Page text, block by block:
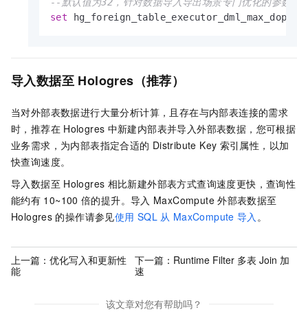
set hg_foreign_table_executor_dml_max_dop
导入数据至 Hologres（推荐）
当对外部表数据进行大量分析计算，且存在与内部表连接的需求
时，推荐在 Hologres 中新建内部表并导入外部表数据，您可根据
业务需求，为内部表指定合适的 Distribute Key 索引属性，以加
快查询速度。
导入数据至 Hologres 相比新建外部表方式查询速度更快，查询性
能约有 10~100 倍的提升。导入 MaxCompute 外部表数据至
Hologres 的操作请参见使用 SQL 从 MaxCompute 导入 。
上一篇： 优化写入和更新性
能
下一篇： Runtime Filter 多表 Join 加
速
该文章对您有帮助吗？